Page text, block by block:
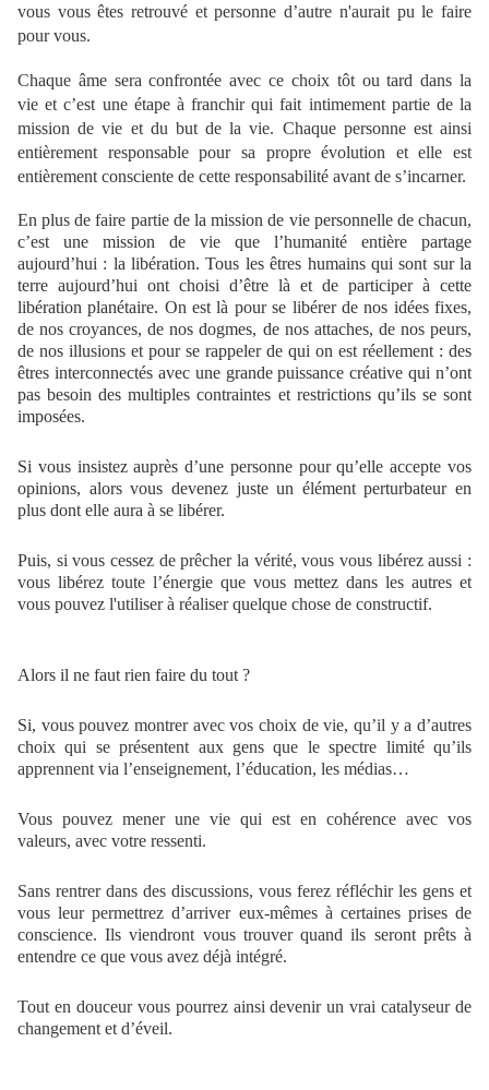
vous vous êtes retrouvé et personne d’autre n'aurait pu le faire
pour vous.
Chaque âme sera confrontée avec ce choix tôt ou tard dans la
vie et c’est une étape à franchir qui fait intimement partie de la
mission de vie et du but de la vie. Chaque personne est ainsi
entièrement responsable pour sa propre évolution et elle est
entièrement consciente de cette responsabilité avant de s’incarner.
En plus de faire partie de la mission de vie personnelle de chacun,
c’est une mission de vie que l’humanité entière partage
aujourd’hui : la libération. Tous les êtres humains qui sont sur la
terre aujourd’hui ont choisi d’être là et de participer à cette
libération planétaire. On est là pour se libérer de nos idées fixes,
de nos croyances, de nos dogmes, de nos attaches, de nos peurs,
de nos illusions et pour se rappeler de qui on est réellement : des
êtres interconnectés avec une grande puissance créative qui n’ont
pas besoin des multiples contraintes et restrictions qu’ils se sont
imposées.
Si vous insistez auprès d’une personne pour qu’elle accepte vos
opinions, alors vous devenez juste un élément perturbateur en
plus dont elle aura à se libérer.
Puis, si vous cessez de prêcher la vérité, vous vous libérez aussi :
vous libérez toute l’énergie que vous mettez dans les autres et
vous pouvez l'utiliser à réaliser quelque chose de constructif.
Alors il ne faut rien faire du tout ?
Si, vous pouvez montrer avec vos choix de vie, qu’il y a d’autres
choix qui se présentent aux gens que le spectre limité qu’ils
apprennent via l’enseignement, l’éducation, les médias…
Vous pouvez mener une vie qui est en cohérence avec vos
valeurs, avec votre ressenti.
Sans rentrer dans des discussions, vous ferez réfléchir les gens et
vous leur permettrez d’arriver eux-mêmes à certaines prises de
conscience. Ils viendront vous trouver quand ils seront prêts à
entendre ce que vous avez déjà intégré.
Tout en douceur vous pourrez ainsi devenir un vrai catalyseur de
changement et d’éveil.